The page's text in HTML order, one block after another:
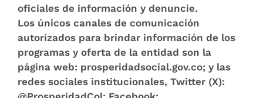
oficiales de información y denuncie.
Los únicos canales de comunicación
autorizados para brindar información de los
programas y oferta de la entidad son la
página web: prosperidadsocial.gov.co; y las
redes sociales institucionales, Twitter (X):